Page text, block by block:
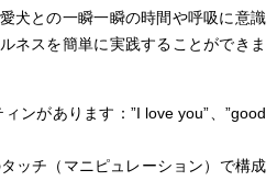
犬との一瞬一瞬の時間や呼吸に意識
ネスを簡単に実践することができま
ンがあります：”I love you”、”good
ッチ（マニピュレーション）で構成